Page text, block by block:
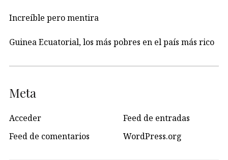
Increíble pero mentira
Guinea Ecuatorial, los más pobres en el país más rico
Meta
Acceder
Feed de entradas
Feed de comentarios
WordPress.org